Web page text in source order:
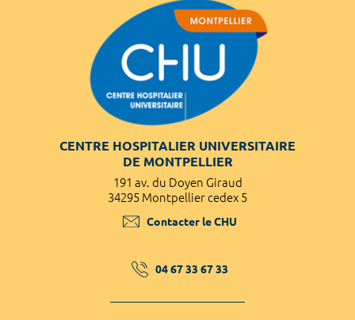
CENTRE HOSPITALIER UNIVERSITAIRE
DE MONTPELLIER
191 av. du Doyen Giraud
34295 Montpellier cedex 5
Contacter le CHU
04 67 33 67 33